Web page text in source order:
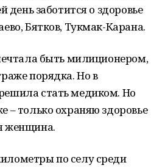
день заботится о здоровье
Бятков, Тукмак-Карана.
быть милиционером,
порядка. Но в
стать медиком. Но
– только охраняю здоровье
женщина.
по селу среди